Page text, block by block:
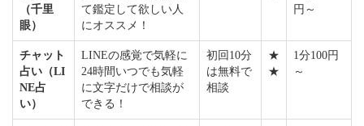
（千里
眼）
て鑑定して欲しい人
にオススメ！
円～
チャット
占い（LI
NE占
い）
LINEの感覚で気軽に
24時間いつでも気軽
に文字だけで相談が
できる！
初回10分
は無料で
相談
★
★
1分100円
～